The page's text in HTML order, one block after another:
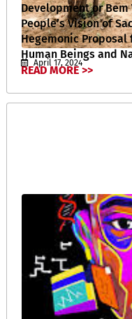
Development or Bem
People’s Vision of
Hegemonic
Human Beings and
April 17, 2024
READ MORE >>